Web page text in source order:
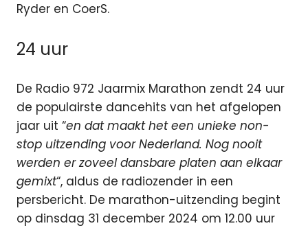
Ryder en CoerS.
24 uur
De Radio 972 Jaarmix Marathon zendt 24 uur
de populairste dancehits van het afgelopen
jaar uit “en dat maakt het een unieke non-
stop uitzending voor Nederland. Nog nooit
werden er zoveel dansbare platen aan elkaar
gemixt“, aldus de radiozender in een
persbericht. De marathon-uitzending begint
op dinsdag 31 december 2024 om 12.00 uur